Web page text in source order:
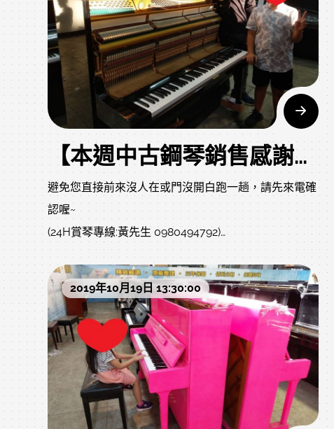
【本週中古鋼琴銷售感謝文】
避免您直接前來沒人在或門沒開白跑一趟，請先來電確
認喔~
(24H賞琴專線:黃先生 0980494792)
https://www.facebook.com/PianoforteConsultant/
網址內有最新"商品簡介"資訊歡迎參閱，
小弟line無設ID，直接搜尋手機號碼，讓您方便尋找及
詢問，有問題歡迎隨時與小弟聯繫哦!
2019年10月19日 13:30:00